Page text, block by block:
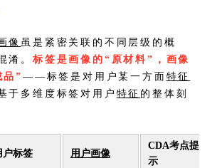
像虽是紧密关联的不同层级的概
淆。标签是画像的“原材料”，画像
品”——标签是对用户某一方面 特征
于多维度标签对用户 特征 的整体刻
户标签 用户画像
CDA考点提
示